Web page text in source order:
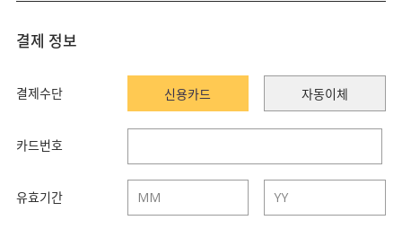
결제 정보
결제수단 신용카드 자동이체
카드번호
유효기간